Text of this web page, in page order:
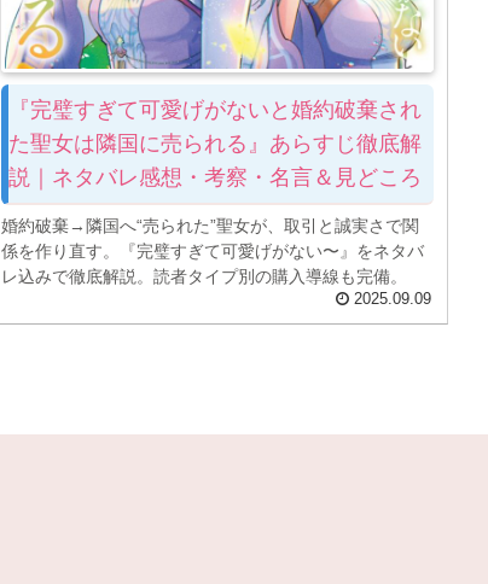
『完璧すぎて可愛げがないと婚約破棄され
た聖女は隣国に売られる』あらすじ徹底解
説｜ネタバレ感想・考察・名言＆見どころ
婚約破棄→隣国へ“売られた”聖女が、取引と誠実さで関
係を作り直す。『完璧すぎて可愛げがない〜』をネタバ
レ込みで徹底解説。読者タイプ別の購入導線も完備。
2025.09.09